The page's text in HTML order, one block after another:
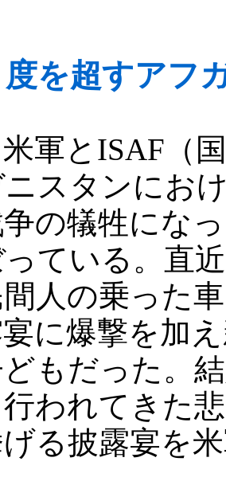
度を超すアフ
米軍とISAF（
スタンにお
争の犠牲にな
ている。直
間人の乗った
に爆撃を加
もだった。
われてきた
る披露宴を